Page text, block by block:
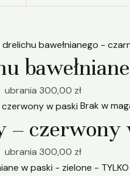
ubrania 300,00 zł
Brak w
– czerwony
ubrania 300,00 zł